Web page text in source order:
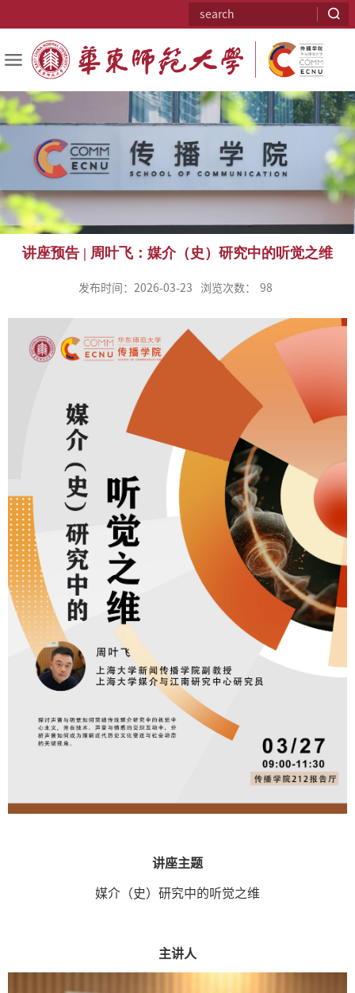
讲座预告 | 周叶飞：媒介（史）研究中的听觉之维
发布时间：2026-03-23 浏览次数： 98
讲座主题
媒介（史）研究中的听觉之维
主讲人